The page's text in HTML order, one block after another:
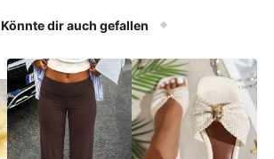
Könnte dir auch gefallen